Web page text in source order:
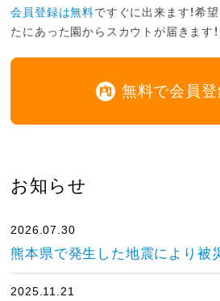
会員登録は無料ですぐに出来ます！希
たにあった園からスカウトが届きます！
無料で会員登
お知らせ
2026.07.30
熊本県で発生した地震により被
2025.11.21